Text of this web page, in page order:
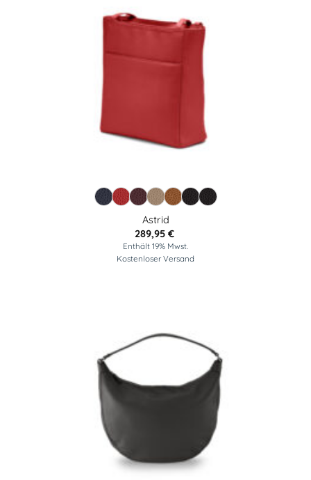
Astrid
289,95 €
Enthält 19% Mwst.
Kostenloser Versand